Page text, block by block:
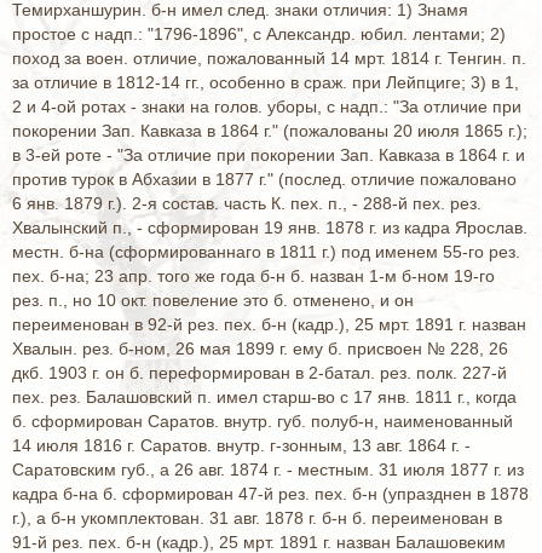
Темирханшурин. б-н имел след. знаки отличия: 1) Знамя
простое с надп.: "1796-1896", с Александр. юбил. лентами; 2)
поход за воен. отличие, пожалованный 14 мрт. 1814 г. Тенгин. п.
за отличие в 1812-14 гг., особенно в сраж. при Лейпциге; 3) в 1,
2 и 4-ой ротах - знаки на голов. уборы, с надп.: "За отличие при
покорении Зап. Кавказа в 1864 г." (пожалованы 20 июля 1865 г.);
в 3-ей роте - "За отличие при покорении Зап. Кавказа в 1864 г. и
против турок в Абхазии в 1877 г." (послед. отличие пожаловано
6 янв. 1879 г.). 2-я состав. часть К. пех. п., - 288-й пех. рез.
Хвалынский п., - сформирован 19 янв. 1878 г. из кадра Ярослав.
местн. б-на (сформированнаго в 1811 г.) под именем 55-го рез.
пех. б-на; 23 апр. того же года б-н б. назван 1-м б-ном 19-го
рез. п., но 10 окт. повеление это б. отменено, и он
переименован в 92-й рез. пех. б-н (кадр.), 25 мрт. 1891 г. назван
Хвалын. рез. б-ном, 26 мая 1899 г. ему б. присвоен № 228, 26
дкб. 1903 г. он б. переформирован в 2-батал. рез. полк. 227-й
пех. рез. Балашовский п. имел старш-во с 17 янв. 1811 г., когда
б. сформирован Саратов. внутр. губ. полуб-н, наименованный
14 июля 1816 г. Саратов. внутр. г-зонным, 13 авг. 1864 г. -
Саратовским губ., а 26 авг. 1874 г. - местным. 31 июля 1877 г. из
кадра б-на б. сформирован 47-й рез. пех. б-н (упразднен в 1878
г.), а б-н укомплектован. 31 авг. 1878 г. б-н б. переименован в
91-й рез. пех. б-н (кадр.), 25 мрт. 1891 г. назван Балашовеким